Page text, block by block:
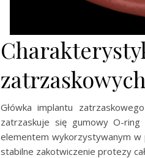
zatrzaskowych
Główka implantu
zatrzaskuje się gumowy O-
elementem wykorzystywanym w
stabilne zakotwiczenie protezy